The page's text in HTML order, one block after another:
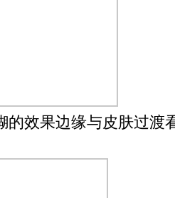
的效果边缘与皮肤过渡